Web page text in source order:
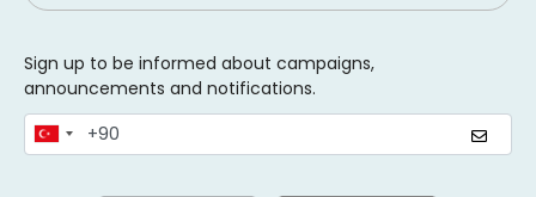
Sign up to be informed about campaigns,
announcements and notifications.